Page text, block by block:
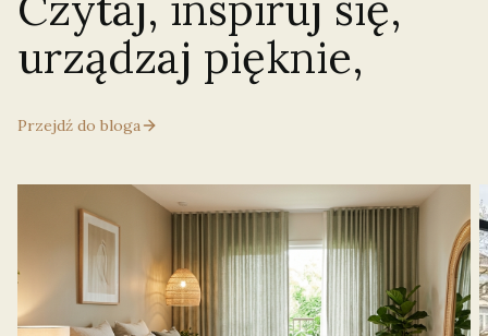
urządzaj pięknie,
Przejdź do bloga